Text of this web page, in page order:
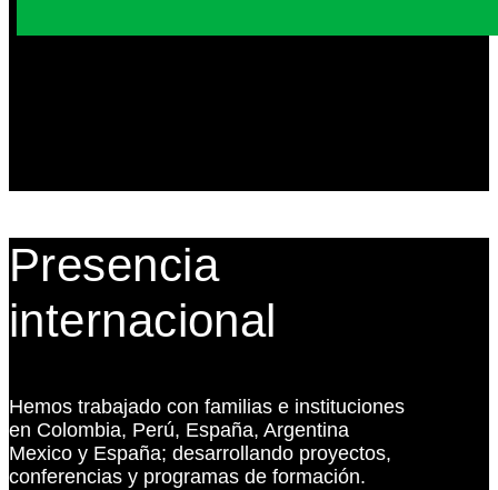
Presencia
internacional
Hemos trabajado con familias e instituciones
en Colombia, Perú, España, Argentina
Mexico y España; desarrollando proyectos,
conferencias y programas de formación.